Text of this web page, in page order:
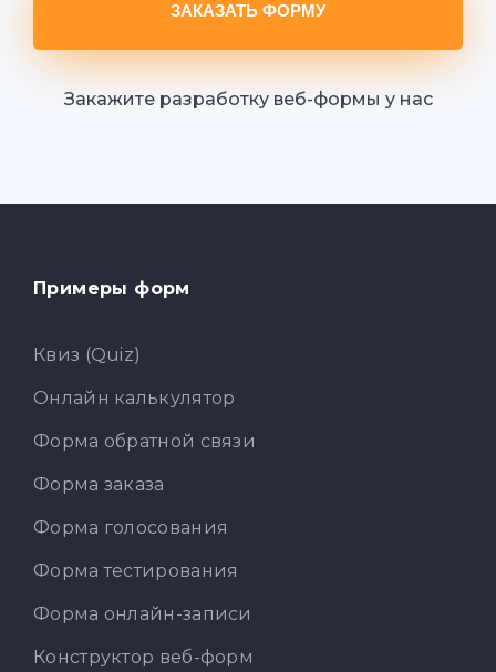
ЗАКАЗАТЬ ФОРМУ
Закажите разработку веб-формы у нас
Примеры форм
Квиз (Quiz)
Онлайн калькулятор
Форма обратной связи
Форма заказа
Форма голосования
Форма тестирования
Форма онлайн-записи
Конструктор веб-форм